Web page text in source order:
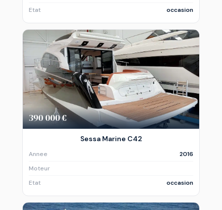
Etat
occasion
390 000 €
Sessa Marine C42
Annee
2016
Moteur
Etat
occasion